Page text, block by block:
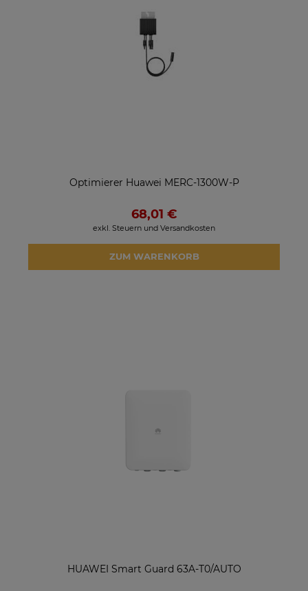
Optimierer Huawei MERC-1300W-P
68,01 €
exkl. Steuern und Versandkosten
ZUM WARENKORB
HUAWEI Smart Guard 63A-T0/AUTO